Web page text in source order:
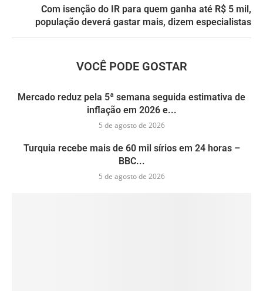
Com isenção do IR para quem ganha até R$ 5 mil,
população deverá gastar mais, dizem especialistas
VOCÊ PODE GOSTAR
Mercado reduz pela 5ª semana seguida estimativa de
inflação em 2026 e...
5 de agosto de 2026
Turquia recebe mais de 60 mil sírios em 24 horas –
BBC...
5 de agosto de 2026